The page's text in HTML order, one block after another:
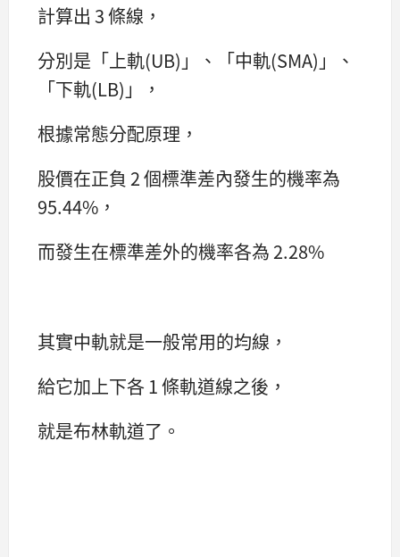
計算出 3 條線，
分別是「上軌(UB)」、「中軌(SMA)」、
「下軌(LB)」，
根據常態分配原理，
股價在正負 2 個標準差內發生的機率為
95.44%，
而發生在標準差外的機率各為 2.28%
其實中軌就是一般常用的均線，
給它加上下各 1 條軌道線之後，
就是布林軌道了。